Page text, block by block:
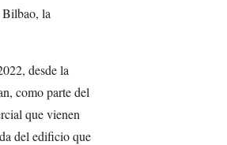
la
desde la
como parte del
que vienen
del edificio que